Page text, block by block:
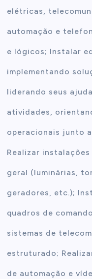
elétricas,
automação e
e lógicos; Instalar
implementando
liderando seus
atividades,
operacionais junto
Realizar
geral (luminárias,
geradores, etc.);
quadros de
sistemas de
estruturado;
de automação e